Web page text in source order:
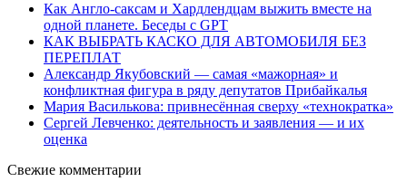
Как Англо-саксам и Хардлендцам выжить вместе на
одной планете. Беседы с GPT
КАК ВЫБРАТЬ КАСКО ДЛЯ АВТОМОБИЛЯ БЕЗ
ПЕРЕПЛАТ
Александр Якубовский — самая «мажорная» и
конфликтная фигура в ряду депутатов Прибайкалья
Мария Василькова: привнесённая сверху «технократка»
Сергей Левченко: деятельность и заявления — и их
оценка
Свежие комментарии